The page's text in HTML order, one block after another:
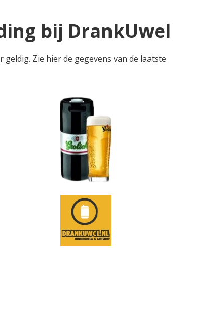
bij DrankUwel
Zie hier de gegevens van de laatste